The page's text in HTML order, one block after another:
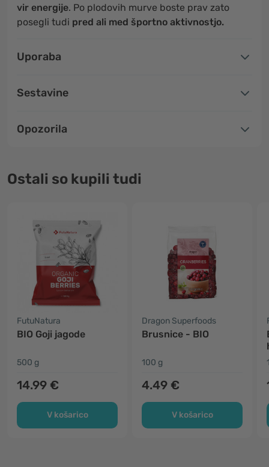
vir energije. Po plodovih murve boste prav zato
posegli tudi pred ali med športno aktivnostjo.
Uporaba
Sestavine
Opozorila
Ostali so kupili tudi
FutuNatura
BIO Goji jagode
500 g
14.99 €
V košarico
Dragon Superfoods
Brusnice - BIO
100 g
4.49 €
V košarico